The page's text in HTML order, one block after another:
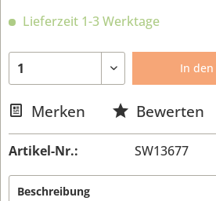
Lieferzeit 1-3 Werktage
In den
Merken Bewerten
Artikel-Nr.: SW13677
Beschreibung